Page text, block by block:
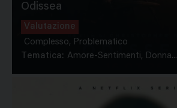
Odissea
Valutazione
Complesso, Problematico
Tematica: Amore-Sentimenti, Donna...